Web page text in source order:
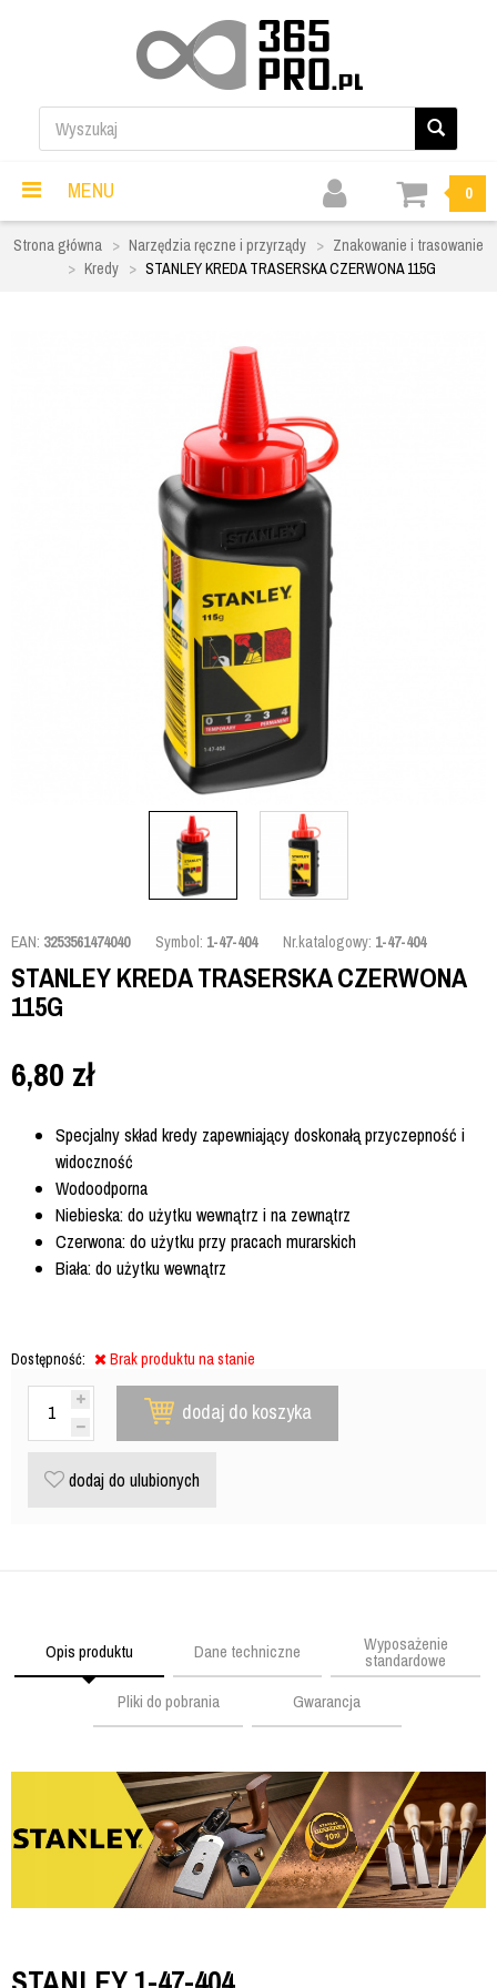
MENU 0
Strona główna Narzędzia ręczne i przyrządy
Znakowanie i trasowanie
Kredy
STANLEY KREDA TRASERSKA CZERWONA 115G
EAN: 3253561474040 Symbol: 1-47-404 Nr.katalogowy: 1-47-404
STANLEY KREDA TRASERSKA CZERWONA
115G
6,80 zł
Specjalny skład kredy zapewniający doskonałą przyczepność i
widoczność
Wodoodporna
Niebieska: do użytku wewnątrz i na zewnątrz
Czerwona: do użytku przy pracach murarskich
Biała: do użytku wewnątrz
Dostępność: Brak produktu na stanie
dodaj do koszyka
dodaj do ulubionych
Opis produktu Dane techniczne Wyposażenie
standardowe
Pliki do pobrania
Gwarancja